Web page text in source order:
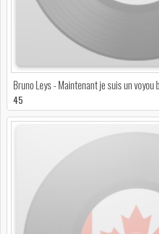
Bruno Leys - Maintenant je suis un voyou
45